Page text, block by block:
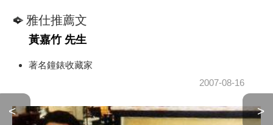
雅仕推薦文
黃嘉竹 先生
著名鐘錶收藏家
2007-08-16
< >